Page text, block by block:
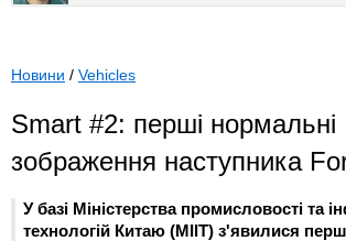
Новини / Vehicles
Smart #2: перші нормальні
зображення наступника
У базі Міністерства промисловості та
технологій Китаю (MIIT) з'явилися